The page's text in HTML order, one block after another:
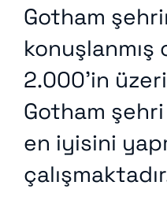
Gotham
konuşlanmış
2.000’in
Gotham
en iyisini